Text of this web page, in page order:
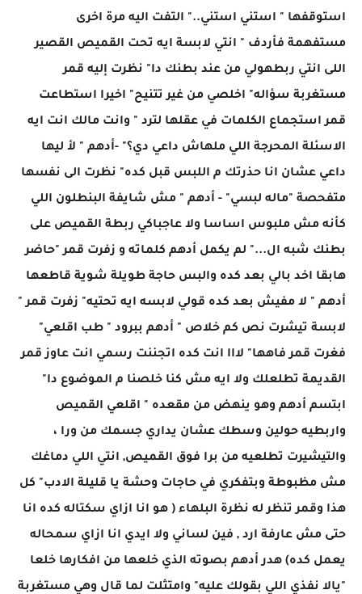
استوقفها " استني استني.." التفت اليه مرة اخرى
مستفهمة فأردف " انتي لابسة ايه تحت القميص القصير
اللى انتي ربطهولي من عند بطنك دا" نظرت إليه قمر
مستغربة سؤاله" اخلصي من غير تتنيح" اخيرا استطاعت
قمر استجماع الكلمات في عقلها لترد " وانت مالك انت ايه
الاسئلة المحرجة اللي ملهاش داعي دي؟" -أدهم " لأ ليها
داعي عشان انا حذرتك م اللبس قبل كده" نظرت الى نفسها
متفحصة "ماله لبسي" - أدهم " مش شايفة البنطلون اللي
كأنه مش ملبوس اساسا ولا عاجباكي ربطة القميص على
بطنك شبه ال..." لم يكمل أدهم كلماته و زفرت قمر "حاضر
هابقا اخد بالي بعد كده والبس حاجة طويلة شوية قاطعها
أدهم " لا مفيش بعد كده قولي لابسه ايه تحتيه" زفرت قمر "
لابسة تيشرت نص كم خلاص " أدهم ببرود " طب اقلعي"
فغرت قمر فاهها" لااا انت كده اتجننت رسمي انت عاوز قمر
القديمة تطلعلك ولا ايه مش كنا خلصنا م الموضوع دا"
ابتسم أدهم وهو ينهض من مقعده " اقلعي القميص
واربطيه حولين وسطك عشان يداري جسمك من ورا ،
والتيشيرت تطلعيه من برا فوق القميص, انتي اللي دماغك
مش مظبوطة وبتفكري في حاجات وحشة يا قليلة الادب" كل
هذا وقمر تنظر له نظرة البلهاء ( هو انا ازاي سكتاله كده انا
حتى مش عارفة ارد , فين لساني ولا ايدي انا ازاي سمحاله
يعمل كده) هدر أدهم بصوته الذي خلعها من افكارها خلعا
"يالا نفذي اللي بقولك عليه" وامتثلت لما قال وهي مستغربة